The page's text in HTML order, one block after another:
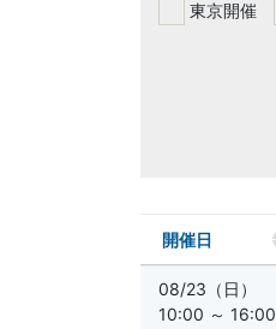
東京開催
開催日
08/23（日）
10:00 ～ 16:00